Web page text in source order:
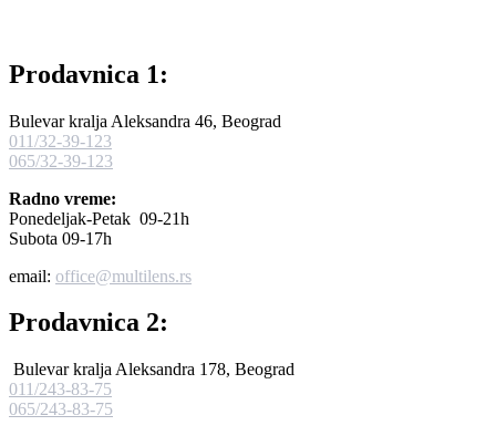
Prodavnica 1:
Bulevar kralja Aleksandra 46, Beograd
011/32-39-123
065/32-39-123
Radno vreme:
Ponedeljak-Petak 09-21h
Subota 09-17h
email: office@multilens.rs
Prodavnica 2:
Bulevar kralja Aleksandra 178, Beograd
011/243-83-75
065/243-83-75